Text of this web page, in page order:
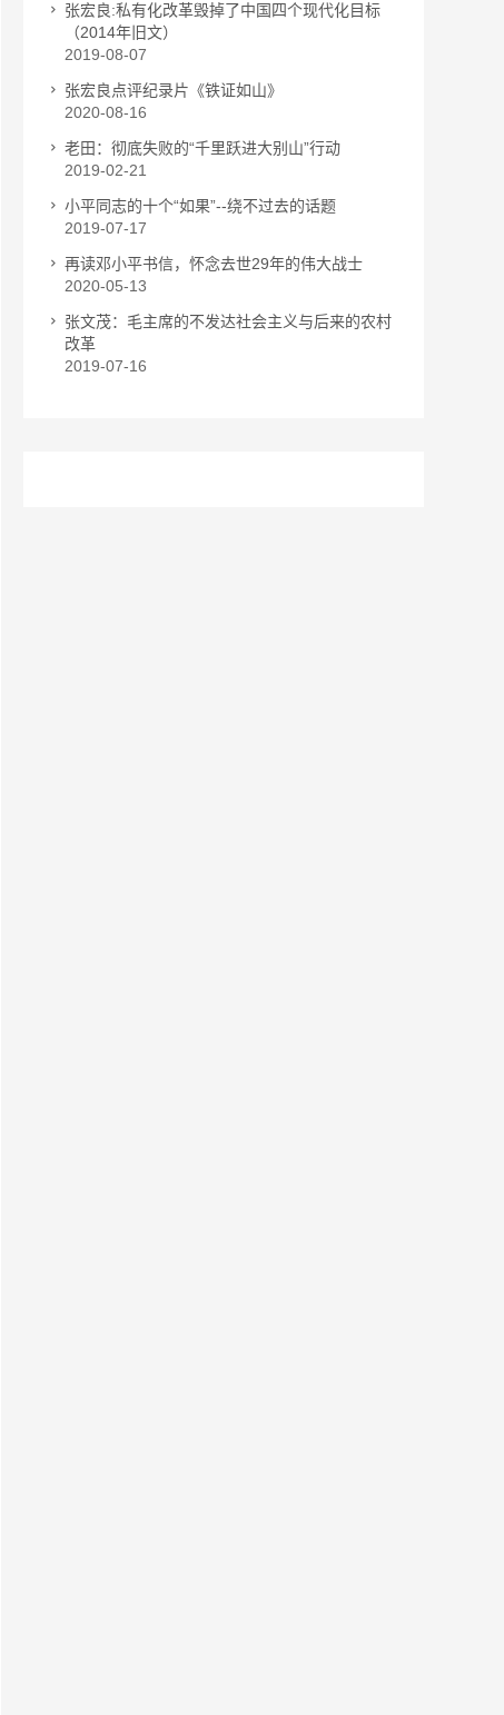
张宏良:私有化改革毁掉了中国四个现代化目标
（2014年旧文）
2019-08-07
张宏良点评纪录片《铁证如山》
2020-08-16
老田：彻底失败的“千里跃进大别山”行动
2019-02-21
小平同志的十个“如果”--绕不过去的话题
2019-07-17
再读邓小平书信，怀念去世29年的伟大战士
2020-05-13
张文茂：毛主席的不发达社会主义与后来的农村
改革
2019-07-16